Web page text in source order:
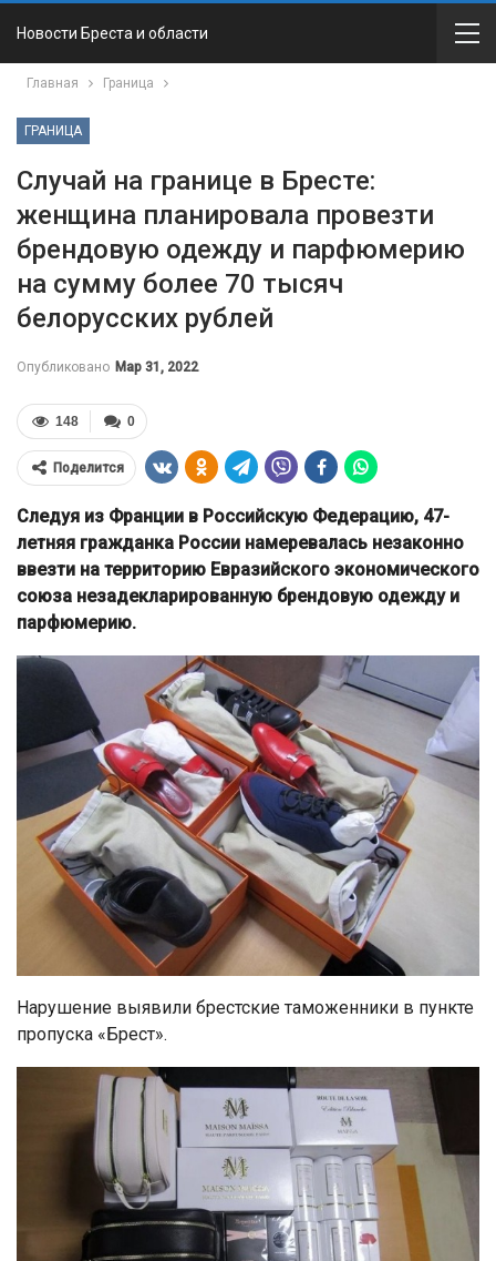
Новости Бреста и области
Главная Граница
ГРАНИЦА
Случай на границе в Бресте:
женщина планировала провезти
брендовую одежду и парфюмерию
на сумму более 70 тысяч
белорусских рублей
Опубликовано Мар 31, 2022
0
148
Поделится
Следуя из Франции в Российскую Федерацию, 47-
летняя гражданка России намеревалась незаконно
ввезти на территорию Евразийского экономического
союза незадекларированную брендовую одежду и
парфюмерию.
Нарушение выявили брестские таможенники в пункте
пропуска «Брест».